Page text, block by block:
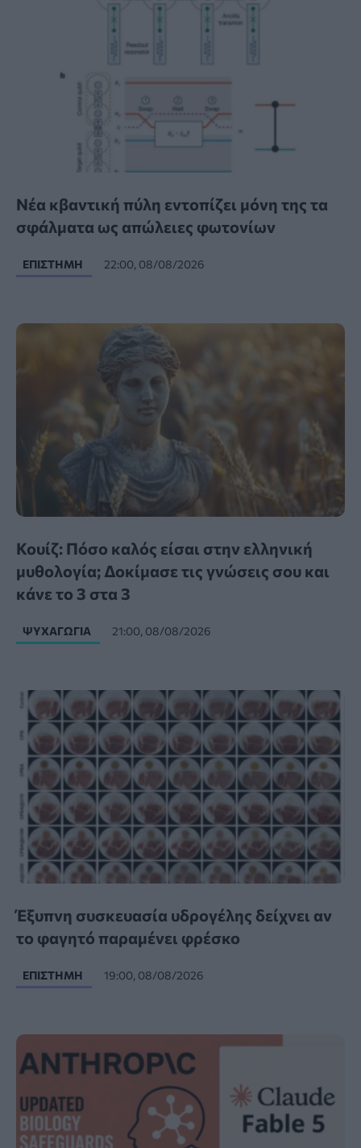
Νέα κβαντική πύλη εντοπίζει μόνη της τα
σφάλματα ως απώλειες φωτονίων
ΕΠΙΣΤΉΜΗ 22:00, 08/08/2026
Κουίζ: Πόσο καλός είσαι στην ελληνική
μυθολογία; Δοκίμασε τις γνώσεις σου και
κάνε το 3 στα 3
ΨΥΧΑΓΩΓΊΑ 21:00, 08/08/2026
Έξυπνη συσκευασία υδρογέλης δείχνει αν
το φαγητό παραμένει φρέσκο
ΕΠΙΣΤΉΜΗ 19:00, 08/08/2026